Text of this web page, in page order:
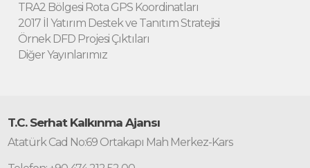
TRA2 Bölgesi Rota GPS Koordinatları
2017 İl Yatırım Destek ve Tanıtım Stratejisi
Örnek DFD Projesi Çıktıları
Diğer Yayınlarımız
T.C. Serhat Kalkınma Ajansı
Atatürk Cad No:69 Ortakapı Mah Merkez-Kars